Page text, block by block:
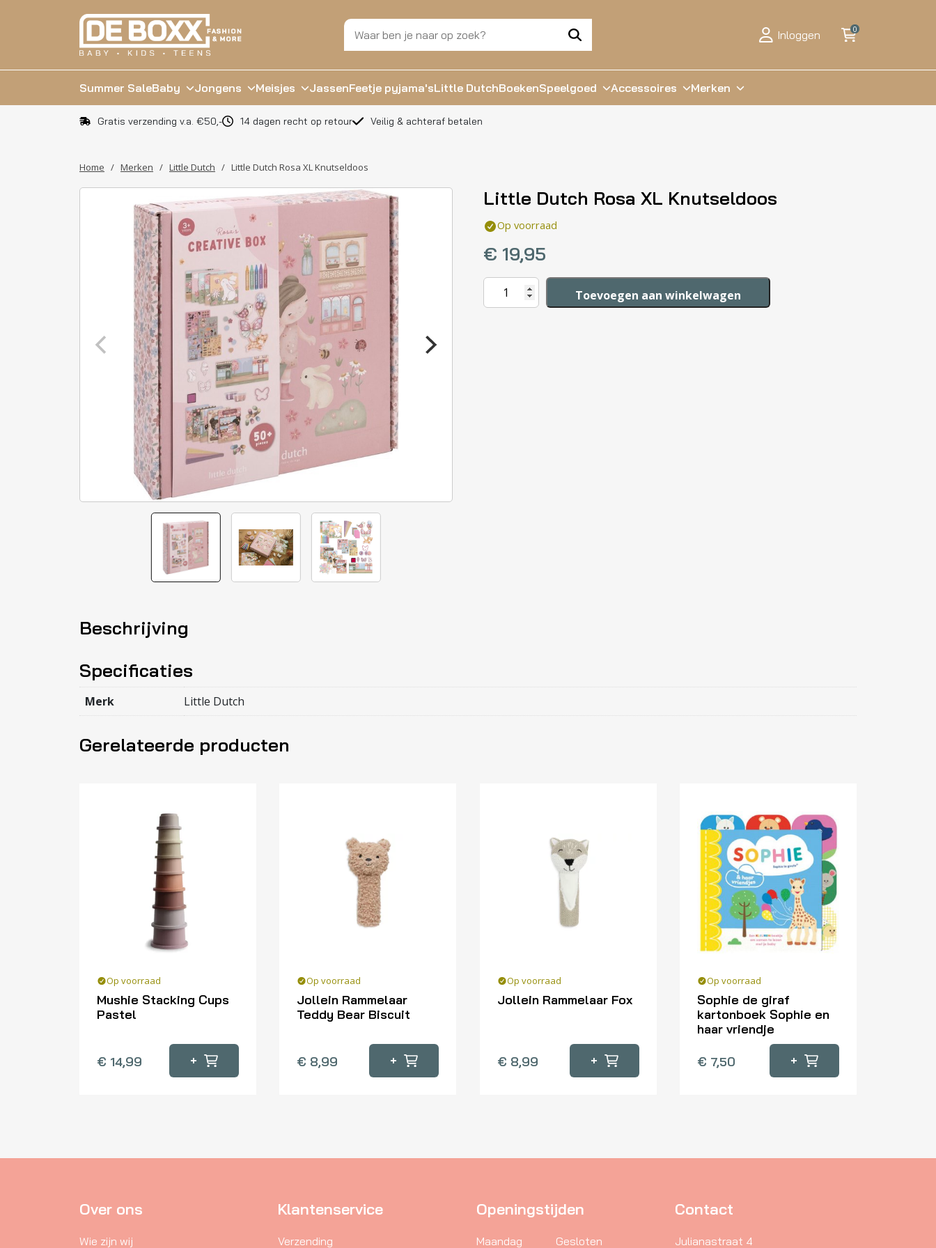
Inloggen 0
Summer SaleBaby Jongens Meisjes JassenFeetje pyjama'sLittle DutchBoekenSpeelgoed Accessoires Merken
Gratis verzending v.a. €50,- 14 dagen recht op retour Veilig & achteraf betalen
Home / Merken / Little Dutch / Little Dutch Rosa XL Knutseldoos
Little Dutch Rosa XL Knutseldoos
Op voorraad
€ 19,95
Little
Dutch
Toevoegen aan winkelwagen
Beschrijving
Specificaties
Merk Little Dutch
Gerelateerde producten
Op voorraad
Mushie Stacking Cups
Pastel
€ 14,99 +
Op voorraad
Jollein Rammelaar
Teddy Bear Biscuit
€ 8,99 +
Op voorraad
Jollein Rammelaar Fox
€ 8,99 +
Op voorraad
Sophie de giraf
kartonboek Sophie en
haar vriendje
€ 7,50 +
Over ons
Wie zijn wij
Klantenservice
Verzending
Openingstijden
Maandag Gesloten
Contact
Julianastraat 4